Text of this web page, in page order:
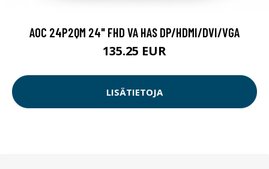
AOC 24P2QM 24" FHD VA HAS DP/HDMI/DVI/VGA
135.25 EUR
LISÄTIETOJA